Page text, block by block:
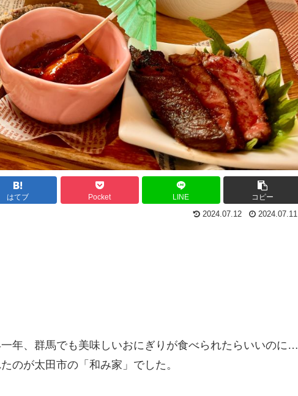
はてブ Pocket LINE コピー
2024.07.12 2024.07.11
年、群馬でも美味しいおにぎりが食べられたらいいのに…
のが太田市の「和み家」でした。